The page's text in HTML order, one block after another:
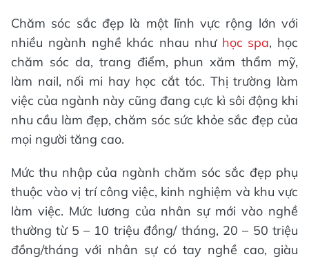
Chăm sóc sắc đẹp là một lĩnh vực rộng lớn với
nhiều ngành nghề khác nhau như học spa, học
chăm sóc da, trang điểm, phun xăm thẩm mỹ,
làm nail, nối mi hay học cắt tóc. Thị trường làm
việc của ngành này cũng đang cực kì sôi động khi
nhu cầu làm đẹp, chăm sóc sức khỏe sắc đẹp của
mọi người tăng cao.
Mức thu nhập của ngành chăm sóc sắc đẹp phụ
thuộc vào vị trí công việc, kinh nghiệm và khu vực
làm việc. Mức lương của nhân sự mới vào nghề
thường từ 5 – 10 triệu đồng/ tháng, 20 – 50 triệu
đồng/tháng với nhân sự có tay nghề cao, giàu